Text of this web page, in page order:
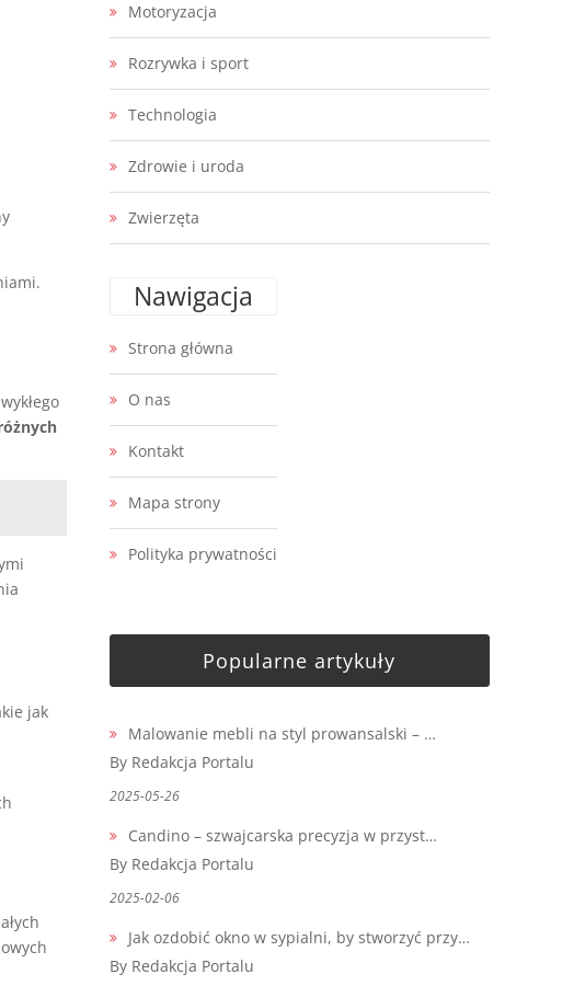
jak
Motoryzacja
Rozrywka i sport
Technologia
Zdrowie i uroda
Zwierzęta
Nawigacja
Strona główna
O nas
Kontakt
Mapa strony
Polityka prywatności
Popularne artykuły
Malowanie mebli na styl prowansalski – …
By Redakcja Portalu
2025-05-26
Candino – szwajcarska precyzja w przyst…
By Redakcja Portalu
2025-02-06
Jak ozdobić okno w sypialni, by stworzyć przy…
By Redakcja Portalu